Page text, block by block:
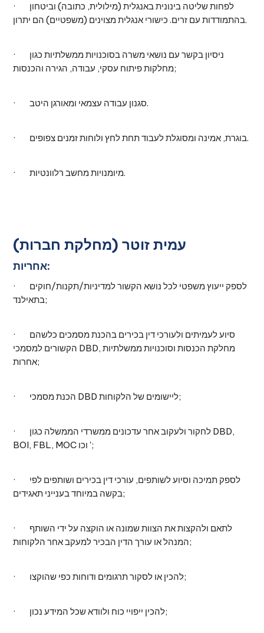
· לפחות שליטה בינונית באנגלית (מילולית, כתובה) וביטחון
בהתמודדות עם זרים. כישורי אנגלית מצוינים (משפטיים) הם יתרון.
· ניסיון בקשר עם נושאי משרה בסוכנויות ממשלתיות כגון
מחלקות פיתוח עסקי, עבודה, הגירה והכנסות;
· סגנון עבודה עצמאי ומאורגן היטב.
· בוגרת, אמינה ומסוגלת לעבוד תחת לחץ ולוחות זמנים צפופים.
· מיומנויות מחשב רלוונטיות.
עמית זוטר (מחלקת חברות)
אחריות:
· לספק ייעוץ משפטי לכל נושא הקשור למדיניות/תקנות/חוקים
בתאילנד;
· סיוע לעמיתים ולעורכי דין בכירים בהכנת מסמכים כלשהם
הקשורים למסמכי DBD, מחלקת הכנסות וסוכנויות ממשלתיות
אחרות;
· הכנת מסמכי DBD ליישומים של הלקוחות;
· לחקור ולעקוב אחר עדכונים ממשרדי הממשלה כגון DBD,
BOI, FBL, MOC וכו ';
· לספק תמיכה וסיוע לשותפים, עורכי דין בכירים ושותפים לפי
בקשה במיוחד בענייני תאגידים;
· לתאם ולהקצות את הצוות שמונה או הוקצה על ידי השותף
המנהל או עורך הדין הבכיר למעקב אחר הלקוחות;
· להכין או לסקור תרגומים ודוחות כפי שהוקצו;
· להכין ייפויי כוח ולוודא שכל המידע נכון;